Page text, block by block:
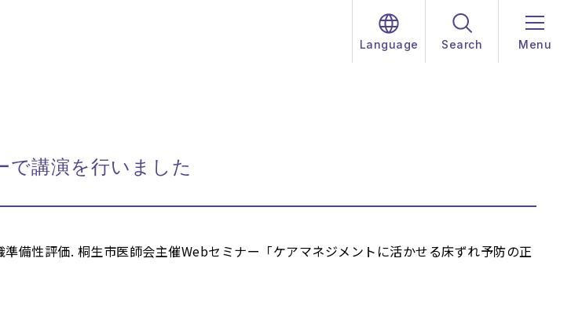
Language Search Menu
で講演を行いました
備性評価. 桐生市医師会主催Webセミナー「ケアマネジメントに活かせる床ずれ予防の正